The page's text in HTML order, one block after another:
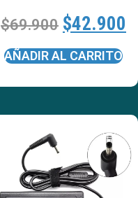
$69.900 $42.900
AÑADIR AL CARRITO